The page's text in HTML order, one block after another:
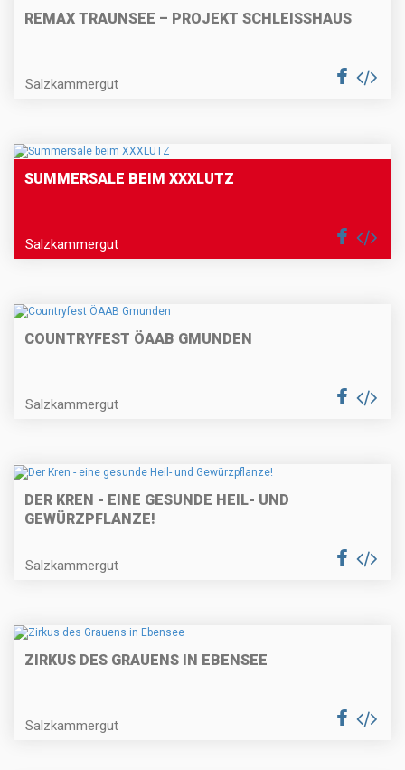
REMAX TRAUNSEE – PROJEKT SCHLEISSHAUS
Salzkammergut
SUMMERSALE BEIM XXXLUTZ
Salzkammergut
COUNTRYFEST ÖAAB GMUNDEN
Salzkammergut
DER KREN - EINE GESUNDE HEIL- UND
GEWÜRZPFLANZE!
Salzkammergut
ZIRKUS DES GRAUENS IN EBENSEE
Salzkammergut